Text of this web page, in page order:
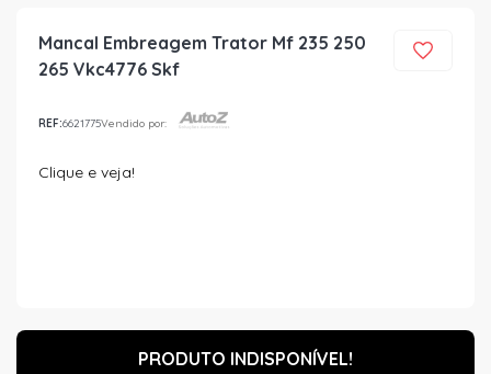
Mancal Embreagem Trator Mf 235 250
265 Vkc4776 Skf
REF:6621775Vendido por:
Clique e veja!
PRODUTO INDISPONÍVEL!